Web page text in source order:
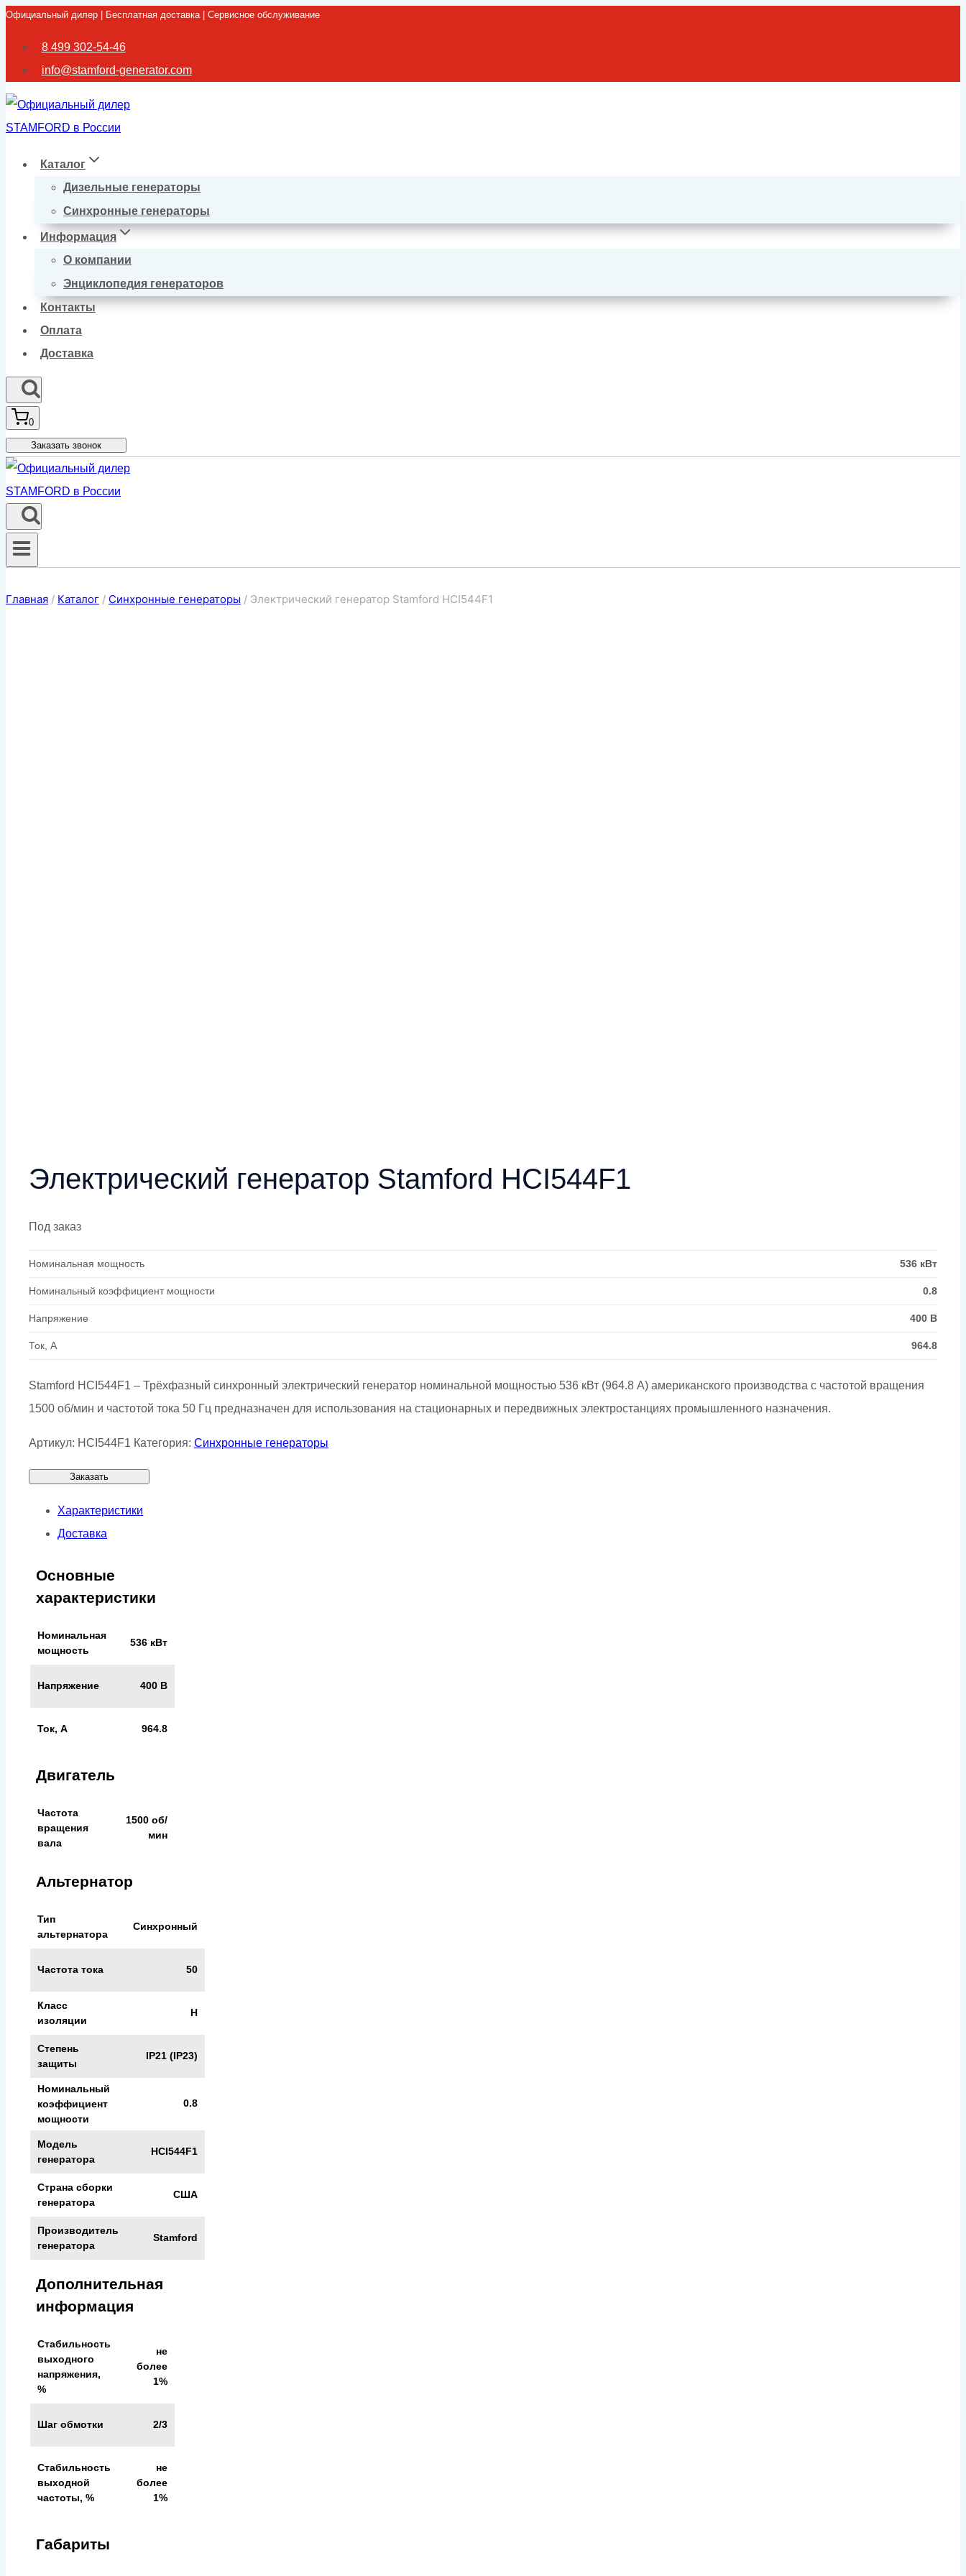
Перейти
Официальный дилер | Бесплатная доставка | Сервисное обслуживание
8 499 302-54-46
info@stamford-generator.com
Каталог
Дизельные генераторы
Синхронные генераторы
Информация
О компании
Энциклопедия генераторов
Контакты
Оплата
Доставка
0
Заказать звонок
Главная / Каталог / Синхронные генераторы / Электрический генератор Stamford HCI544F1
Электрический генератор Stamford HCI544F1
Под заказ
Номинальная мощность 536 кВт
Номинальный коэффициент мощности 0.8
Напряжение 400 В
Ток, А 964.8
Stamford HCI544F1 – Трёхфазный синхронный электрический генератор номинальной мощностью 536 кВт (964.8 А) американского производства с частотой вращения
1500 об/мин и частотой тока 50 Гц предназначен для использования на стационарных и передвижных электростанциях промышленного назначения.
Артикул: HCI544F1 Категория: Синхронные генераторы
Заказать
Характеристики
Доставка
Основные
характеристики
Номинальная
мощность
536 кВт
Напряжение 400 В
Ток, А 964.8
Двигатель
Частота
вращения
вала
1500 об/
мин
Альтернатор
Тип
альтернатора
Синхронный
Частота тока 50
Класс
изоляции
H
Степень
защиты
IP21 (IP23)
Номинальный
коэффициент
мощности
0.8
Модель
генератора
HCI544F1
Страна сборки
генератора
США
Производитель
генератора
Stamford
Дополнительная
информация
Стабильность
выходного
напряжения,
%
не
более
1%
Шаг обмотки 2/3
Стабильность
выходной
частоты, %
не
более
1%
Габариты